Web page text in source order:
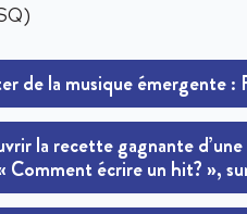
de la musique émergente
la recette gagnante
Comment écrire un hit? »,